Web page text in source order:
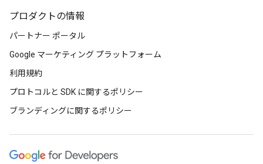
プロダクトの情報
パートナー ポータル
Google マーケティング プラットフォーム
利用規約
プロトコルと SDK に関するポリシー
ブランディングに関するポリシー